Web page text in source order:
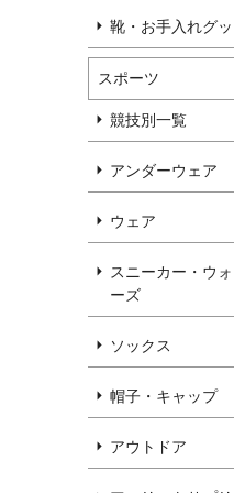
靴・お手入れグ
スポーツ
競技別一覧
アンダーウェア
ウェア
スニーカー・ウ
ーズ
ソックス
帽子・キャップ
アウトドア